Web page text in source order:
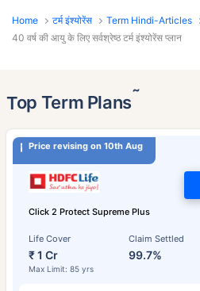
Home टर्म इंश्योरेंस
Term Hindi-Articles
40 वर्ष की आयु के लिए सर्वश्रेष्ठ टर्म इंश्योरेंस प्लान
Top Term Plans˜
Price revising on 10th Aug
Click 2 Protect Supreme Plus
Life Cover
₹ 1 Cr
Max Limit: 85 yrs
Claim Settled
99.7%